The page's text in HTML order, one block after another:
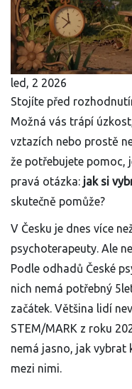
led, 2 2026
Stojíte před
Možná vás trápí
vztazích nebo prostě
že potřebujete pomoc,
pravá otázka: jak si
skutečně pomůže?
V Česku je dnes více
psychoterapeuty. Ale
Podle odhadů České
nich nemá potřebný
začátek. Většina lidí
STEM/MARK z roku
nemá jasno, jak vybrat
mezi nimi.